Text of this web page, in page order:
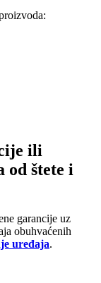
ili
od štete i
garancije uz
obuhvaćenih
uređaja.